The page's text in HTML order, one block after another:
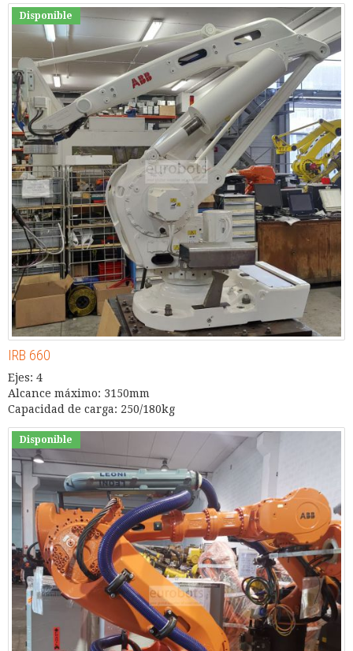
Disponible
IRB 660
Ejes: 4
Alcance máximo: 3150mm
Capacidad de carga: 250/180kg
Disponible